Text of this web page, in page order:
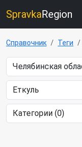
SpravkaRegion
Справочник Теги